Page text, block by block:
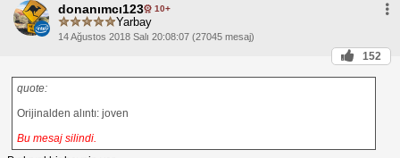
donanımcı123 10+
Yarbay
14 Ağustos 2018 Salı 20:08:07 (27045 mesaj)
152
quote:
Orijinalden alıntı: joven
Bu mesaj silindi.